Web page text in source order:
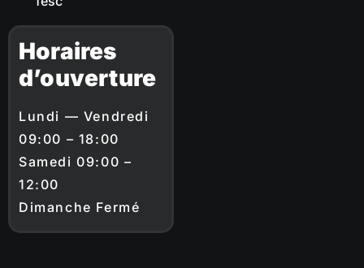
Horaires
d’ouverture
Lundi — Vendredi
09:00 – 18:00
Samedi 09:00 –
12:00
Dimanche Fermé